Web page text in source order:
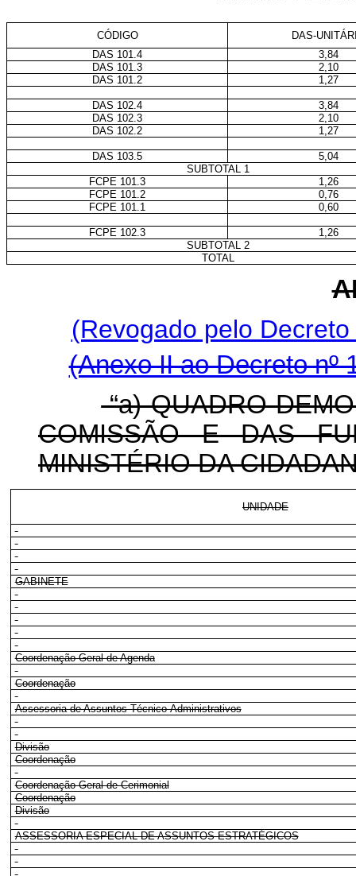
CÓDIGO
DAS-
DAS 101.4
3,84
DAS 101.3
2,10
DAS 101.2
1,27
DAS 102.4
3,84
DAS 102.3
2,10
DAS 102.2
1,27
DAS 103.5
5,04
SUBTOTAL 1
FCPE 101.3
1,26
FCPE 101.2
0,76
FCPE 101.1
0,60
FCPE 102.3
1,26
SUBTOTAL 2
TOTAL
(Revogado pelo
(Anexo II ao Decreto nº
“a) QUADRO
COMISSÃO E DAS
MINISTÉRIO DA
UNIDADE
GABINETE
Coordenação-Geral de Agenda
Coordenação
Assessoria de Assuntos Técnico-Administrativos
Divisão
Coordenação
Coordenação-Geral de Cerimonial
Coordenação
Divisão
ASSESSORIA ESPECIAL DE ASSUNTOS ESTRATÉGICOS